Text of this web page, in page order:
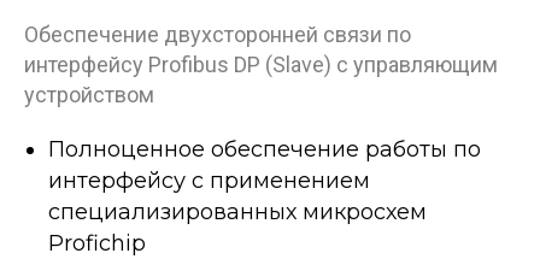
Обеспечение двухсторонней связи по
интерфейсу Profibus DP (Slave) с управляющим
устройством
Полноценное обеспечение работы по
интерфейсу с применением
специализированных микросхем
Profichip